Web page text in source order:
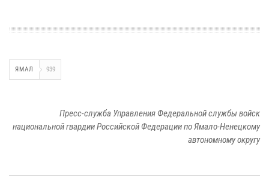
ЯМАЛ 939
Пресс-служба Управления Федеральной службы войск
национальной гвардии Российской Федерации по Ямало-Ненецкому
автономному округу